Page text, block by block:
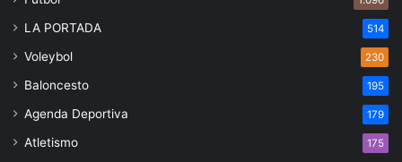
LA PORTADA 514
Voleybol 230
Baloncesto 195
Agenda Deportiva 179
Atletismo 175